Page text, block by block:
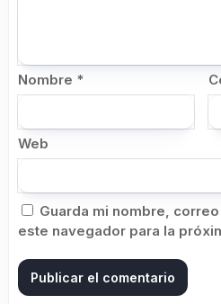
Nombre *
Web
Guarda mi nombre,
este navegador para la